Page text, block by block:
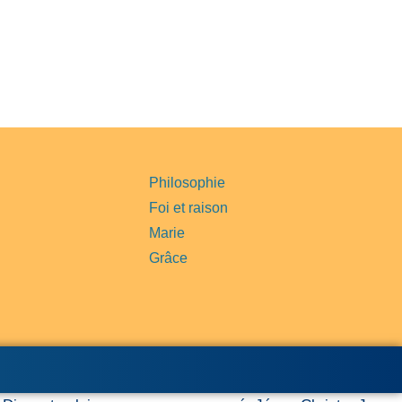
Philosophie
Foi et raison
Marie
Grâce